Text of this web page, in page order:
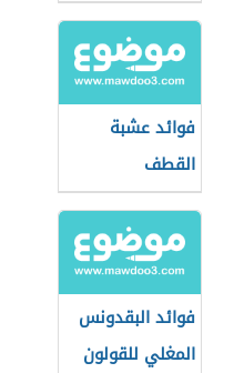
فوائد عشبة
القطف
فوائد البقدونس
المغلي للقولون